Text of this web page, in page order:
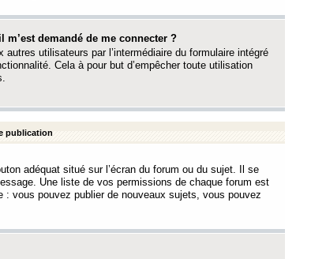
demandé de me connecter ?
utilisateurs par l’intermédiaire du formulaire intégré
Cela à pour but d’empêcher toute utilisation
publication
adéquat situé sur l’écran du forum ou du sujet. Il se
Une liste de vos permissions de chaque forum est
: vous pouvez publier de nouveaux sujets, vous pouvez